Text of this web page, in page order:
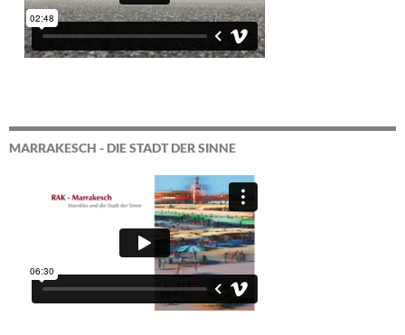
MARRAKESCH - DIE STADT DER SINNE